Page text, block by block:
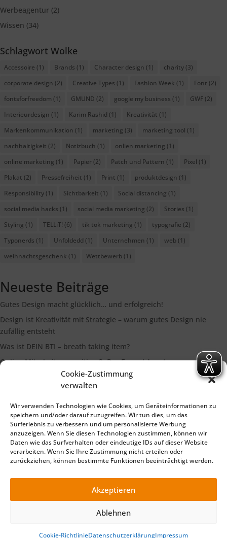
Cookie-Zustimmung
verwalten
Wir verwenden Technologien wie Cookies, um Geräteinformationen zu
speichern und/oder darauf zuzugreifen. Wir tun dies, um das
Surferlebnis zu verbessern und um personalisierte Werbung
anzuzeigen. Wenn Sie diesen Technologien zustimmen, können wir
Daten wie das Surfverhalten oder eindeutige IDs auf dieser Website
verarbeiten. Wenn Sie Ihre Zustimmung nicht erteilen oder
zurückziehen, können bestimmte Funktionen beeinträchtigt werden.
Akzeptieren
Ablehnen
Cookie-RichtlinieDatenschutzerklärungImpressum
Werbeagentur (2)
Wissen (34)
Schlagwort Wolke
Accessoire (1) Brands (1) Character design (1) charity (3)
corporate design (2) Creative Types (1) Fashion Week (1) Font (2)
fontsforfreedom (1) GMUND (2) google my business (1) GWF (2)
Interieurdesign (1) Karim Rashid (1) Kreativität (1)
Markenkommunikation (1) marketing (3) marketing tool (1)
nachhaltigkeit (2) Notizbuch (1) onlien marketing (1)
online marketing (1) Papier (2) Patch und Pattern (1) Pixel (1)
Plakat (2) Pressefreiheit (1) Print (1) produktdesign (1)
Responsibility (1) Sichtbarkeit (1) Social distancing (1)
social media hacks (1) social media marketing (2) Stories (1)
Styling (1) TELLiT! (6) tik tok marketing (1) typografie (2)
Typonerds (1) Unfoldedd (1) Unternehmen (1) web (1)
weihnachtsgeschenk (1) Wettbewerb (1)
Neueste Beiträge
Gutes Design macht glücklich… und erfolgreich!
Design ist Kreativität mit Strategie – warum gutes Design nie
zufällig entsteht
Was ist DEIN BTI – breath taking item?
Online Mitarbeiterrecruiting 3: Der Funnel Ansatz
Die Bedeutung eines starken Markenimages
Suchen
Impressum Datenschutzerklärung
©2025 TELLiT – Ihre Full Service Werbeagentur für Marketing
Beratung, Online Marketing, Print, Foto und Film Produktion .
Made with 🧡 in Würzburg (Bayern) - für die Region Würzburg,
Marktheidenfeld,